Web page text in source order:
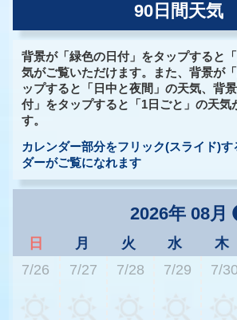
90日間天気
背景が「緑色の日付」をタップすると
気がご覧いただけます。また、背景が
ップすると「日中と夜間」の天気、背
付」をタップすると「1日ごと」の天気
す。
カレンダー部分をフリック(スライド)
ダーがご覧になれます
2026年 08月
日 月 火 水 木
7/26
7/27 7/28 7/29 7/30